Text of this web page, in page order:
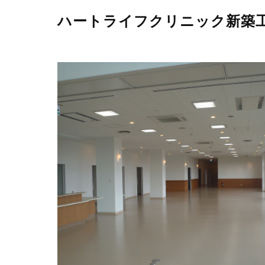
ハートライフクリニック新築